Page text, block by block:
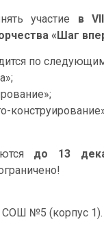
участие в
«Шаг
по
до 13
СОШ №5 (корпус 1).